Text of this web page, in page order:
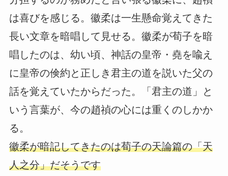
は喜びを感じる。徽柔は一生懸命覚えてきた
長い文章を暗唱して見せる。徽柔が荀子を暗
唱したのは、幼い頃、神話の皇帝・堯を喩え
に皇帝の倹約と正しき君主の道を説いた父の
話を覚えていたからだった。「君主の道」と
いう言葉が、今の趙禎の心には重くのしかか
る。
徽柔が暗記してきたのは荀子の天論篇の「天
人之分」だそうです